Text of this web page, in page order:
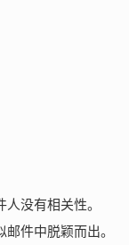
没有相关性。
件中脱颖而出。